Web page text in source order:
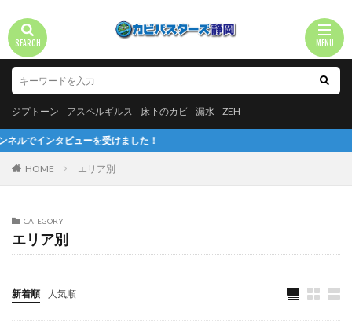
ジプトーン アスペルギルス 床下のカビ 漏水 ZEH
受けました！
HOME エリア別
CATEGORY
エリア別
新着順 人気順